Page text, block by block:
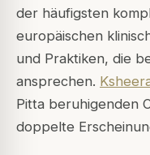
der häufigsten
europäischen
und Praktiken, die
ansprechen.
Pitta beruhigenden
doppelte